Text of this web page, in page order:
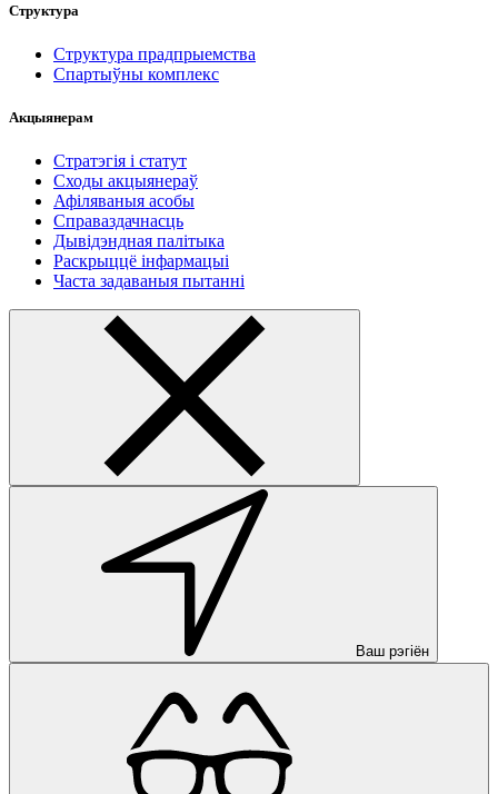
Структура
Структура прадпрыемства
Спартыўны комплекс
Акцыянерам
Стратэгія і статут
Сходы акцыянераў
Афіляваныя асобы
Справаздачнасць
Дывідэндная палітыка
Раскрыццё інфармацыі
Часта задаваныя пытанні
Ваш рэгіён